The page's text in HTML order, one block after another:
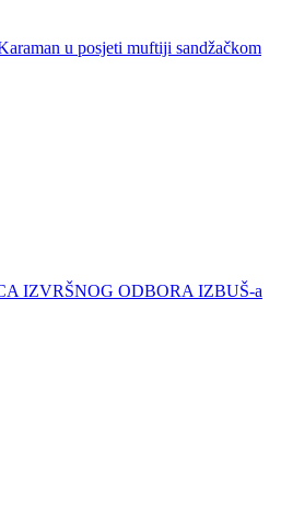
u posjeti muftiji sandžačkom
IZVRŠNOG ODBORA IZBUŠ-a